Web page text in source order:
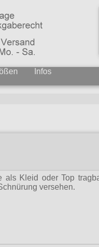
Infos
Kleid oder Top
versehen.